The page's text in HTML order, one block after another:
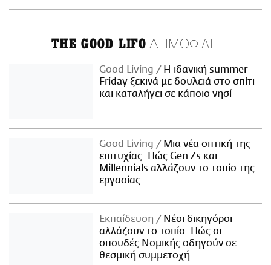
THE GOOD LIFO ΔΗΜΟΦΙΛΗ
Good Living
Η ιδανική summer
Friday ξεκινά με δουλειά στο σπίτι
και καταλήγει σε κάποιο νησί
Good Living
Μια νέα οπτική της
επιτυχίας: Πώς Gen Zs και
Millennials αλλάζουν το τοπίο της
εργασίας
Εκπαίδευση
Νέοι δικηγόροι
αλλάζουν το τοπίο: Πώς οι
σπουδές Νομικής οδηγούν σε
θεσμική συμμετοχή